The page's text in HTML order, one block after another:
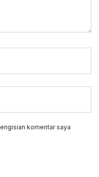
komentar saya